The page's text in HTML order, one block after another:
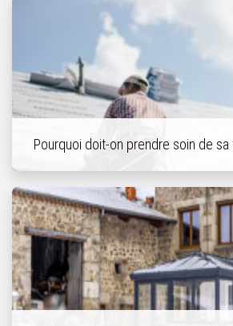
Pourquoi doit-on prendre soin de sa